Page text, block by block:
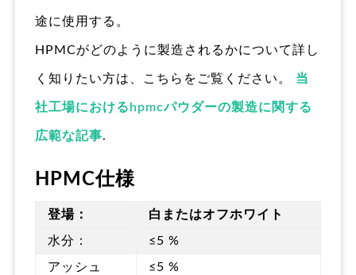
途に使用する。
HPMCがどのように製造されるかについて詳し
く知りたい方は、こちらをご覧ください。 当
社工場におけるhpmcパウダーの製造に関する
広範な記事.
HPMC仕様
登場： 白またはオフホワイト
水分： ≤5 %
アッシュ ≤5 %